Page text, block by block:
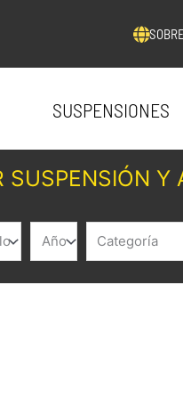
SUSPENSIONES
SUSPENSIÓN Y